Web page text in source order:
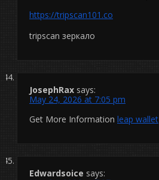
https://tripscan101.co
tripscan зеркало
JosephRax says:
May 24, 2026 at 7:05 pm
Get More Information leap wallet
Edwardsoice says: